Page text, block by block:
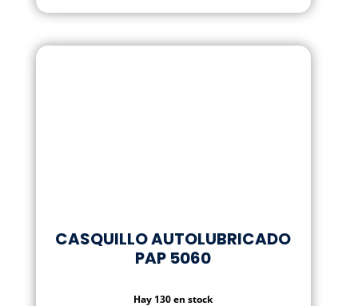
CASQUILLO AUTOLUBRICADO
PAP 5060
Hay 130 en stock